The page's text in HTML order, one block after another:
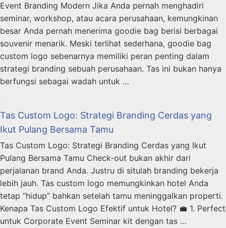
Event Branding Modern Jika Anda pernah menghadiri
seminar, workshop, atau acara perusahaan, kemungkinan
besar Anda pernah menerima goodie bag berisi berbagai
souvenir menarik. Meski terlihat sederhana, goodie bag
custom logo sebenarnya memiliki peran penting dalam
strategi branding sebuah perusahaan. Tas ini bukan hanya
berfungsi sebagai wadah untuk …
Tas Custom Logo: Strategi Branding Cerdas yang
Ikut Pulang Bersama Tamu
Tas Custom Logo: Strategi Branding Cerdas yang Ikut
Pulang Bersama Tamu Check-out bukan akhir dari
perjalanan brand Anda. Justru di situlah branding bekerja
lebih jauh. Tas custom logo memungkinkan hotel Anda
tetap “hidup” bahkan setelah tamu meninggalkan properti.
Kenapa Tas Custom Logo Efektif untuk Hotel? 💼 1. Perfect
untuk Corporate Event Seminar kit dengan tas …